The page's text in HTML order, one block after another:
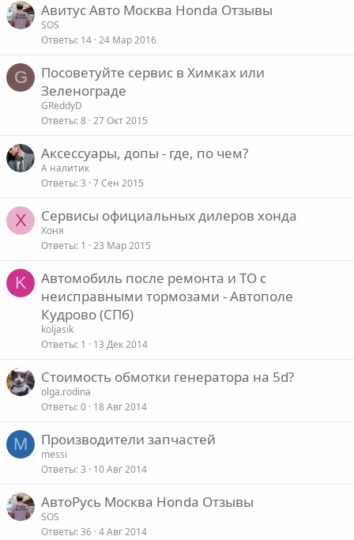
Авитус Авто Москва Honda Отзывы
SOS
Ответы 14 24 Мар 2016
G
Посоветуйте сервис в Химках или
Зеленограде
GReddyD
Ответы 8 27 Окт 2015
Аксессуары, допы - где, по чем?
А налитик
Ответы 3 7 Сен 2015
Х Сервисы официальных дилеров хонда
Хоня
Ответы 1 23 Мар 2015
K
Автомобиль после ремонта и ТО с
неисправными тормозами - Автополе
Кудрово (СПб)
koljasik
Ответы 1 13 Дек 2014
Стоимость обмотки генератора на 5d?
olga.rodina
Ответы 0 18 Авг 2014
M Производители запчастей
messi
Ответы 3 10 Авг 2014
АвтоРусь Москва Honda Отзывы
SOS
Ответы 36 4 Авг 2014